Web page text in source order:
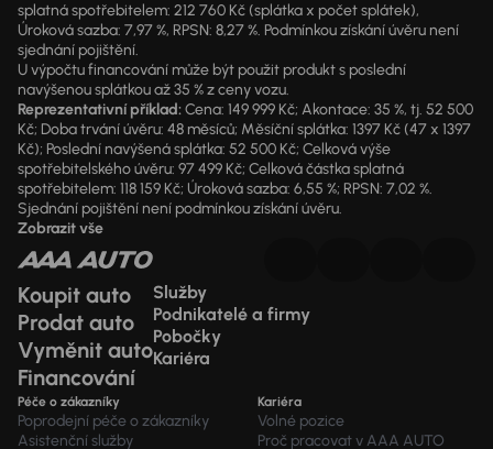
splatná spotřebitelem: 212 760 Kč (splátka x počet splátek),
Úroková sazba: 7,97 %, RPSN: 8,27 %. Podmínkou získání úvěru není
sjednání pojištění.
U výpočtu financování může být použit produkt s poslední
navýšenou splátkou až 35 % z ceny vozu.
Reprezentativní příklad:Cena: 149 999 Kč; Akontace: 35 %, tj. 52 500
Kč; Doba trvání úvěru: 48 měsíců; Měsíční splátka: 1397 Kč (47 x 1397
Kč); Poslední navýšená splátka: 52 500 Kč; Celková výše
spotřebitelského úvěru: 97 499 Kč; Celková částka splatná
spotřebitelem: 118 159 Kč; Úroková sazba: 6,55 %; RPSN: 7,02 %.
Sjednání pojištění není podmínkou získání úvěru.
Zobrazit vše
Koupit auto
Prodat auto
Vyměnit auto
Financování
Služby
Podnikatelé a firmy
Pobočky
Kariéra
Péče o zákazníky
Poprodejní péče o zákazníky
Asistenční služby
Kariéra
Volné pozice
Proč pracovat v AAA AUTO